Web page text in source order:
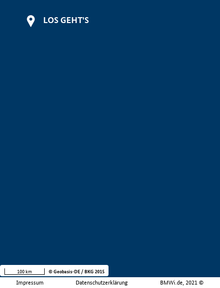
LOS GEHT'S
Impressum Datenschutzerklärung BMWi.de, 2021 ©
100 km © Geobasis-DE / BKG 2015